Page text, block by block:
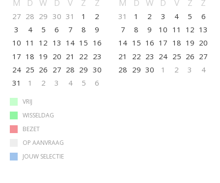
oven koelkast met vriesvak magnetron/microgolf vaatwasser
M D W D V Z Z
27 28 29 30 31 1
2
3
4 5 6 7 8
9
10 11 12 13 14 15 16
17 18 19 20 21 22 23
24 25 26 27 28 29 30
31
1 2 3 4 5 6
M D W D V Z Z
31 1 2 3 4 5
6
7
8 9 10 11 12 13
14 15 16 17 18 19 20
21
22 23 24 25 26 27
28 29 30 1 2 3 4
VRIJ
WISSELDAG
BEZET
OP AANVRAAG
JOUW SELECTIE